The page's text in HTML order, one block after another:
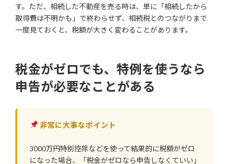
す。ただ、相続した不動産を売る時は、単に「相続したから
取得費は不明かも」で終わらせず、相続税とのつながりまで
一度見ておくと、税額が大きく変わることがあります。
税金がゼロでも、特例を使うなら
申告が必要なことがある
非常に大事なポイント
3000万円特別控除などを使って結果的に税額がゼロ
になった場合、「税金がゼロなら申告しなくていい」